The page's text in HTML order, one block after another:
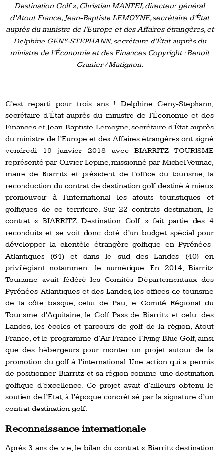
Destination Golf », Christian MANTEI, directeur général
d’Atout France, Jean-Baptiste LEMOYNE, secrétaire d’État
auprès du ministre de l’Europe et des Affaires étrangères, et
Delphine GENY-STEPHANN, secrétaire d’État auprès du
ministre de l’Économie et des Finances Copyright : Benoit
Granier / Matignon.
C’est reparti pour trois ans ! Delphine Geny-Stephann,
secrétaire d’État auprès du ministre de l’Économie et des
Finances et Jean-Baptiste Lemoyne, secrétaire d’État auprès
du ministre de l’Europe et des Affaires étrangères ont signé
vendredi 19 janvier 2018 avec BIARRITZ TOURISME
représenté par Olivier Lepine, missionné par Michel Veunac,
maire de Biarritz et président de l’office du tourisme, la
reconduction du contrat de destination golf destiné à mieux
promouvoir à l’international les atouts touristiques et
golfiques de ce territoire. Sur 22 contrats destination, le
contrat « BIARRITZ Destination Golf » fait partie des 4
reconduits et se voit donc doté d’un budget spécial pour
développer la clientèle étrangère golfique en Pyrénées-
Atlantiques (64) et dans le sud des Landes (40) en
privilégiant notamment le numérique. En 2014, Biarritz
Tourisme avait fédéré les Comités Départementaux des
Pyrénées-Atlantiques et des Landes, les offices de tourisme
de la côte basque, celui de Pau, le Comité Régional du
Tourisme d’Aquitaine, le Golf Pass de Biarritz et celui des
Landes, les écoles et parcours de golf de la région, Atout
France, et le programme d’Air France Flying Blue Golf, ainsi
que des hébergeurs pour monter un projet autour de la
promotion du golf à l’international. Une action qui a permis
de positionner Biarritz et sa région comme une destination
golfique d’excellence. Ce projet avait d’ailleurs obtenu le
soutien de l’Etat, à l’époque concrétisé par la signature d’un
contrat destination golf.
Reconnaissance internationale
Après 3 ans de vie, le bilan du contrat « Biarritz destination